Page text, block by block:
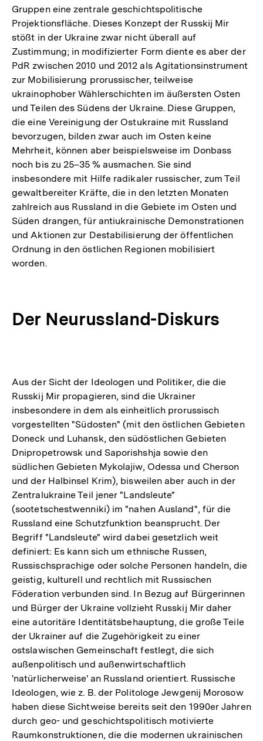
Gruppen eine zentrale geschichtspolitische
Projektionsfläche. Dieses Konzept der Russkij Mir
stößt in der Ukraine zwar nicht überall auf
Zustimmung; in modifizierter Form diente es aber der
PdR zwischen 2010 und 2012 als Agitationsinstrument
zur Mobilisierung prorussischer, teilweise
ukrainophober Wählerschichten im äußersten Osten
und Teilen des Südens der Ukraine. Diese Gruppen,
die eine Vereinigung der Ostukraine mit Russland
bevorzugen, bilden zwar auch im Osten keine
Mehrheit, können aber beispielsweise im Donbass
noch bis zu 25–35 % ausmachen. Sie sind
insbesondere mit Hilfe radikaler russischer, zum Teil
gewaltbereiter Kräfte, die in den letzten Monaten
zahlreich aus Russland in die Gebiete im Osten und
Süden drangen, für antiukrainische Demonstrationen
und Aktionen zur Destabilisierung der öffentlichen
Ordnung in den östlichen Regionen mobilisiert
worden.
Der Neurussland-Diskurs
Aus der Sicht der Ideologen und Politiker, die die
Russkij Mir propagieren, sind die Ukrainer
insbesondere in dem als einheitlich prorussisch
vorgestellten "Südosten" (mit den östlichen Gebieten
Doneck und Luhansk, den südöstlichen Gebieten
Dnipropetrowsk und Saporishshja sowie den
südlichen Gebieten Mykolajiw, Odessa und Cherson
und der Halbinsel Krim), bisweilen aber auch in der
Zentralukraine Teil jener "Landsleute"
(sootetschestwenniki) im "nahen Ausland", für die
Russland eine Schutzfunktion beansprucht. Der
Begriff "Landsleute" wird dabei gesetzlich weit
definiert: Es kann sich um ethnische Russen,
Russischsprachige oder solche Personen handeln, die
geistig, kulturell und rechtlich mit Russischen
Föderation verbunden sind. In Bezug auf Bürgerinnen
und Bürger der Ukraine vollzieht Russkij Mir daher
eine autoritäre Identitätsbehauptung, die große Teile
der Ukrainer auf die Zugehörigkeit zu einer
ostslawischen Gemeinschaft festlegt, die sich
außenpolitisch und außenwirtschaftlich
'natürlicherweise' an Russland orientiert. Russische
Ideologen, wie z. B. der Politologe Jewgenij Morosow
haben diese Sichtweise bereits seit den 1990er Jahren
durch geo- und geschichtspolitisch motivierte
Raumkonstruktionen, die die modernen ukrainischen